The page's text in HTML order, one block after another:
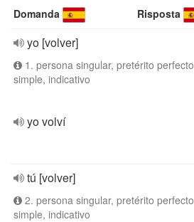
Domanda Risposta
yo [volver]
1. persona singular, pretérito perfecto
simple, indicativo
yo volví
tú [volver]
2. persona singular, pretérito perfecto
simple, indicativo